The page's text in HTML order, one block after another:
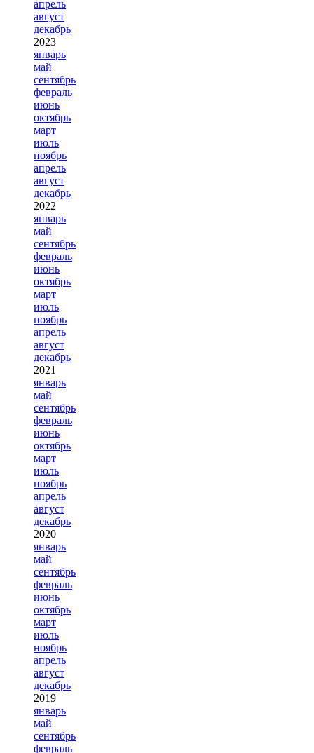
апрель
август
декабрь
2023
январь
май
сентябрь
февраль
июнь
октябрь
март
июль
ноябрь
апрель
август
декабрь
2022
январь
май
сентябрь
февраль
июнь
октябрь
март
июль
ноябрь
апрель
август
декабрь
2021
январь
май
сентябрь
февраль
июнь
октябрь
март
июль
ноябрь
апрель
август
декабрь
2020
январь
май
сентябрь
февраль
июнь
октябрь
март
июль
ноябрь
апрель
август
декабрь
2019
январь
май
сентябрь
февраль